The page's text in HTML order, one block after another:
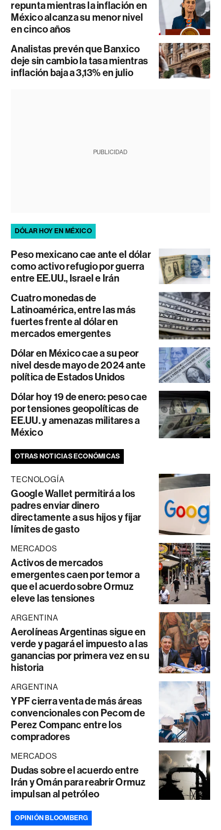
repunta mientras la inflación en
México alcanza su menor nivel
en cinco años
Analistas prevén que Banxico
deje sin cambio la tasa mientras
inflación baja a 3,13% en julio
PUBLICIDAD
DÓLAR HOY EN MÉXICO
Peso mexicano cae ante el dólar
como activo refugio por guerra
entre EE.UU., Israel e Irán
Cuatro monedas de
Latinoamérica, entre las más
fuertes frente al dólar en
mercados emergentes
Dólar en México cae a su peor
nivel desde mayo de 2024 ante
política de Estados Unidos
Dólar hoy 19 de enero: peso cae
por tensiones geopolíticas de
EE.UU. y amenazas militares a
México
OTRAS NOTICIAS ECONÓMICAS
TECNOLOGÍA
Google Wallet permitirá a los
padres enviar dinero
directamente a sus hijos y fijar
límites de gasto
MERCADOS
Activos de mercados
emergentes caen por temor a
que el acuerdo sobre Ormuz
eleve las tensiones
ARGENTINA
Aerolíneas Argentinas sigue en
verde y pagará el impuesto a las
ganancias por primera vez en su
historia
ARGENTINA
YPF cierra venta de más áreas
convencionales con Pecom de
Perez Companc entre los
compradores
MERCADOS
Dudas sobre el acuerdo entre
Irán y Omán para reabrir Ormuz
impulsan al petróleo
OPINIÓN BLOOMBERG